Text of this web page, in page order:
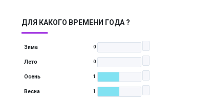
ДЛЯ КАКОГО ВРЕМЕНИ ГОДА ?
Зима 0
Лето 0
Осень 1
Весна 1